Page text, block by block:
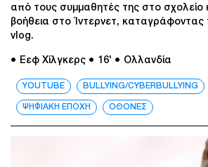
από τους συμμαθητές της στο σχολείο
βοήθεια στο Ίντερνετ, καταγράφοντας
vlog.
● Εεφ Χίλγκερς ● 16' ● Ολλανδία
YOUTUBE BULLYING/CYBERBULLYING
ΨΗΦΙΑΚΗ ΕΠΟΧΗ ΟΘΟΝΕΣ